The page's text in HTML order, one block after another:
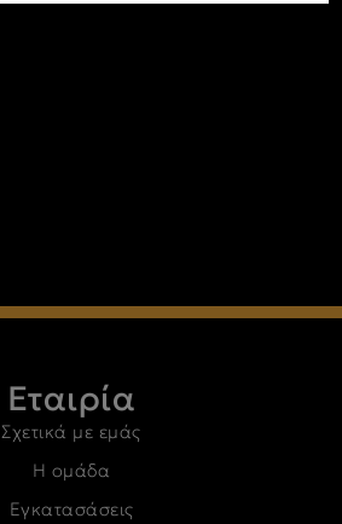
Εταιρία
Σχετικά με εμάς
Η ομάδα
Εγκατασάσεις